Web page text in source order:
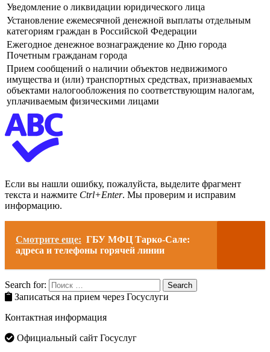
Уведомление о ликвидации юридического лица
Установление ежемесячной денежной выплаты отдельным
категориям граждан в Российской Федерации
Ежегодное денежное вознаграждение ко Дню города
Почетным гражданам города
Прием сообщений о наличии объектов недвижимого
имущества и (или) транспортных средствах, признаваемых
объектами налогообложения по соответствующим налогам,
уплачиваемым физическими лицами
Если вы нашли ошибку, пожалуйста, выделите фрагмент
текста и нажмите Ctrl+Enter. Мы проверим и исправим
информацию.
Смотрите еще: ГБУ МФЦ Тарко-Сале:
адреса и телефоны горячей линии
Search for: Search
Записаться на прием через Госуслуги
Контактная информация
Официальный сайт Госуслуг